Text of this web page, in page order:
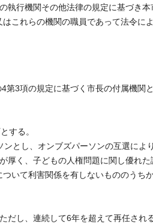
行機関その他法律の規定に基づき本
これらの機関の職員であって法令に
3項の規定に基づく市長の付属機関
する。
とし、オンブズパーソンの互選によ
く、子どもの人権問題に関し優れた
いて利害関係を有しないもののうち
し、連続して6年を超えて再任され